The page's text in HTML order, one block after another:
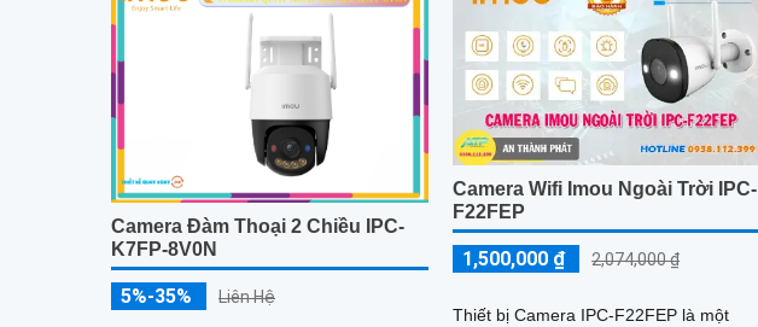
Camera Đàm Thoại 2 Chiều IPC-
K7FP-8V0N
5%-35% Liên Hệ
Camera Wifi Imou Ngoài Trời IPC-
F22FEP
1,500,000 ₫ 2,074,000 ₫
Thiết bị Camera IPC-F22FEP là một